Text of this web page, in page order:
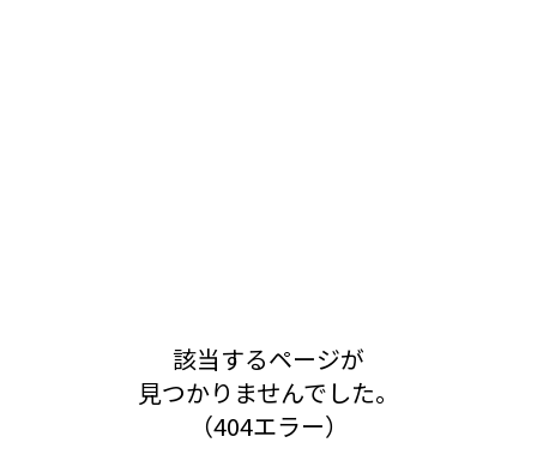
該当するページが
見つかりませんでした。
（404エラー）